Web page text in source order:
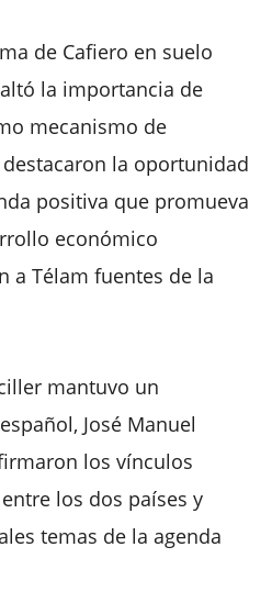
de Cafiero en suelo
la importancia de
mecanismo de
la oportunidad
positiva que promueva
económico
a Télam fuentes de la
mantuvo un
José Manuel
los vínculos
los dos países y
temas de la agenda